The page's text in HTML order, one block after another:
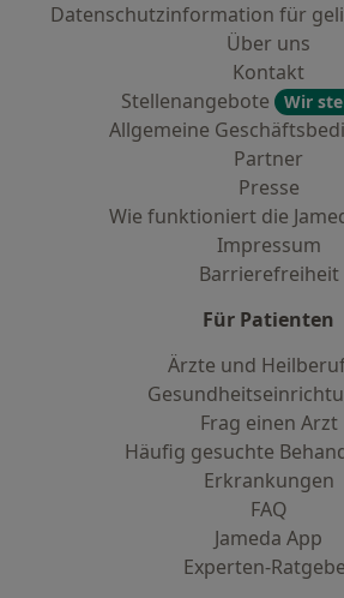
Datenschutzinformation für
Über uns
Kontakt
Stellenangebote
Wir
Allgemeine
Partner
Presse
Wie funktioniert die
Impressum
Barrierefreiheit
Für Patienten
Ärzte und
Frag einen Arzt
Häufig gesuchte
Erkrankungen
FAQ
Jameda App
Experten-